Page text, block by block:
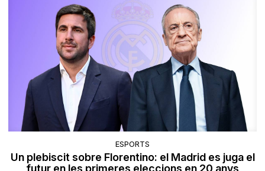
ESPORTS
Un plebiscit sobre Florentino: el Madrid es juga el
futur en les primeres eleccions en 20 anys